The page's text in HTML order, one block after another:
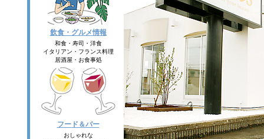
飲食・グルメ情報
和食・寿司・洋食
イタリアン・フランス料理
居酒屋・お食事処
フード＆バー
おしゃれな